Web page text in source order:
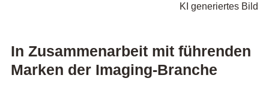
KI generiertes Bild
In Zusammenarbeit mit führenden
Marken der Imaging-Branche